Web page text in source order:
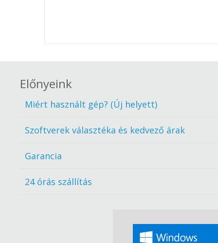
Előnyeink
Miért használt gép? (Új helyett)
Szoftverek választéka és kedvező árak
Garancia
24 órás szállítás